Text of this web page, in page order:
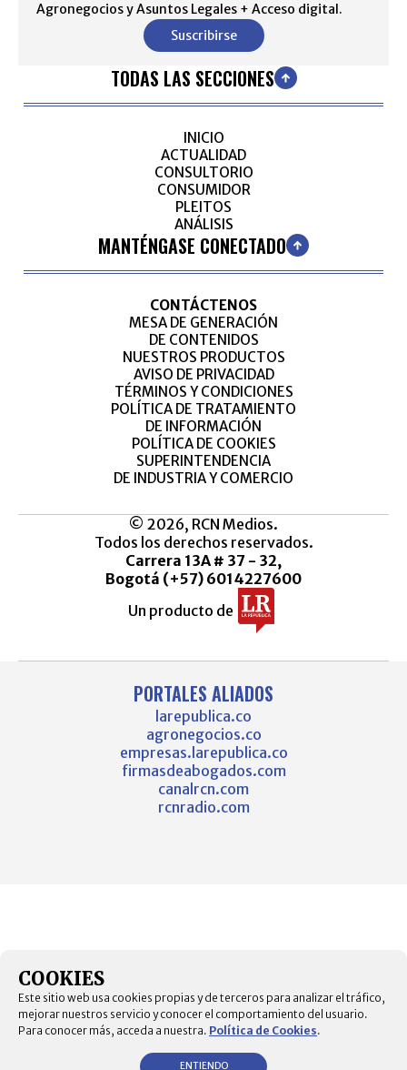
Agronegocios y Asuntos Legales + Acceso digital.
Suscribirse
TODAS LAS SECCIONES
INICIO
ACTUALIDAD
CONSULTORIO
CONSUMIDOR
PLEITOS
ANÁLISIS
MANTÉNGASE CONECTADO
CONTÁCTENOS
MESA DE GENERACIÓN
DE CONTENIDOS
NUESTROS PRODUCTOS
AVISO DE PRIVACIDAD
TÉRMINOS Y CONDICIONES
POLÍTICA DE TRATAMIENTO
DE INFORMACIÓN
POLÍTICA DE COOKIES
SUPERINTENDENCIA
DE INDUSTRIA Y COMERCIO
© 2026, RCN Medios.
Todos los derechos reservados.
Carrera 13A # 37 - 32,
Bogotá (+57) 6014227600
Un producto de
PORTALES ALIADOS
larepublica.co
agronegocios.co
empresas.larepublica.co
firmasdeabogados.com
canalrcn.com
rcnradio.com
COOKIES
Este sitio web usa cookies propias y de terceros para analizar el tráfico,
mejorar nuestros servicio y conocer el comportamiento del usuario.
Para conocer más, acceda a nuestra. Política de Cookies.
ENTIENDO